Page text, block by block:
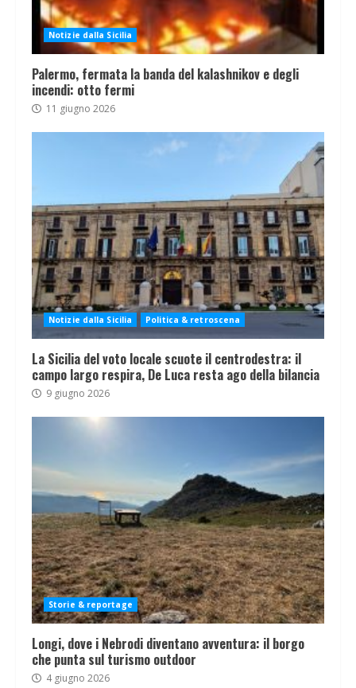
Notizie dalla Sicilia
Palermo, fermata la banda del kalashnikov e degli
incendi: otto fermi
11 giugno 2026
Notizie dalla Sicilia Politica & retroscena
La Sicilia del voto locale scuote il centrodestra: il
campo largo respira, De Luca resta ago della bilancia
9 giugno 2026
Storie & reportage
Longi, dove i Nebrodi diventano avventura: il borgo
che punta sul turismo outdoor
4 giugno 2026